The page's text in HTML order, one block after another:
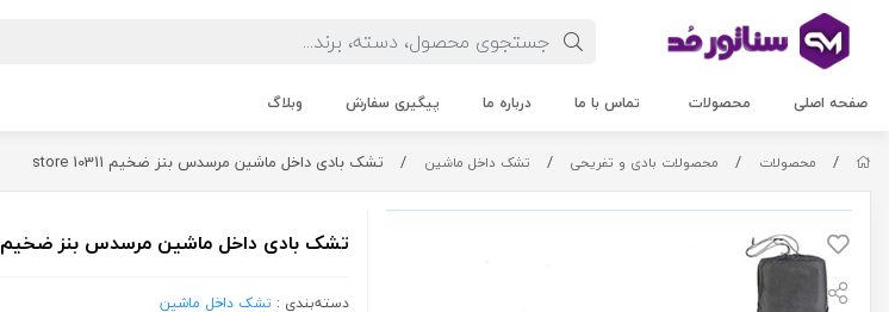
صفحه اصلی محصولات تماس با ما درباره ما پیگیری سفارش وبلاگ
/ محصولات / محصولات بادی و تفریحی / تشک داخل ماشین / تشک بادی داخل ماشین مرسدس بنز ضخیم store 10311
تشک بادی داخل ماشین مرسدس بنز ضخیم store 10311
دسته‌بندی : تشک داخل ماشین